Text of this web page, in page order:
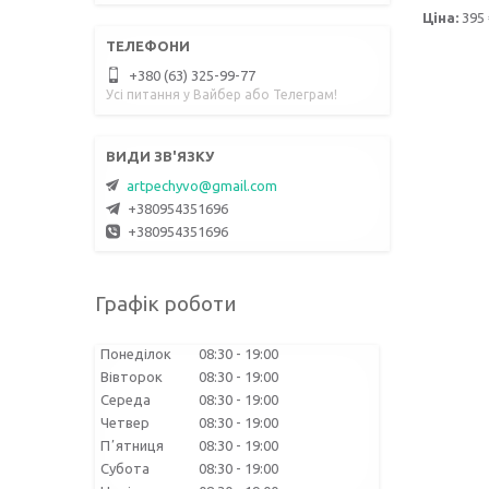
Ціна: 395
+380 (63) 325-99-77
Усі питання у Вайбер або Телеграм!
artpechyvo@gmail.com
+380954351696
+380954351696
Графік роботи
Понеділок 08:30
19:00
Вівторок
08:30
19:00
Середа
08:30
19:00
Четвер
08:30
19:00
Пʼятниця
08:30
19:00
Субота
08:30
19:00